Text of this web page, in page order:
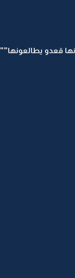
قعدو يطالعونها""